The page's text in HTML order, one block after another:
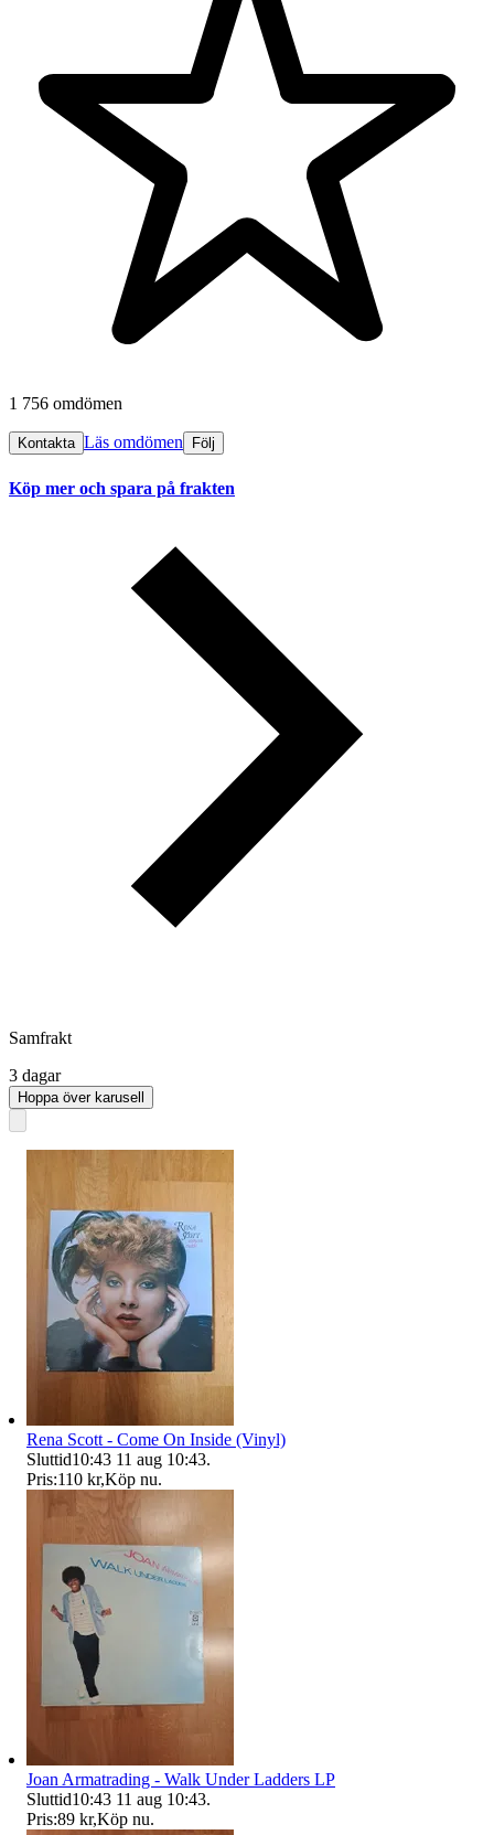
1 756 omdömen
Kontakta Läs omdömen Följ
Köp mer och spara på frakten
Samfrakt
3 dagar
Hoppa över karusell
Rena Scott - Come On Inside (Vinyl)
Sluttid10:43 11 aug 10:43.
Pris:110 kr,Köp nu.
Joan Armatrading - Walk Under Ladders LP
Sluttid10:43 11 aug 10:43.
Pris:89 kr,Köp nu.